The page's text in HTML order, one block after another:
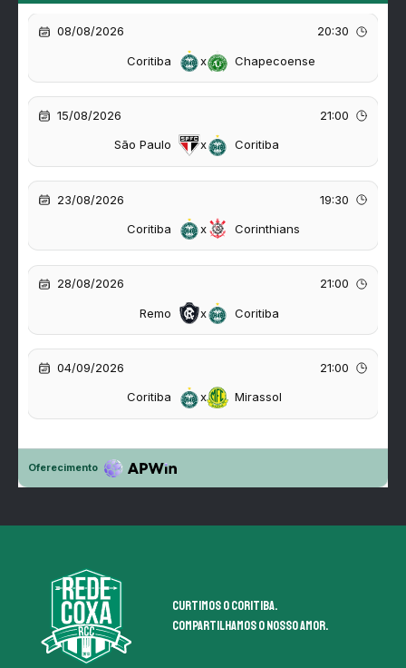
Curtimos o coritiba.
Compartilhamos o nosso amor.